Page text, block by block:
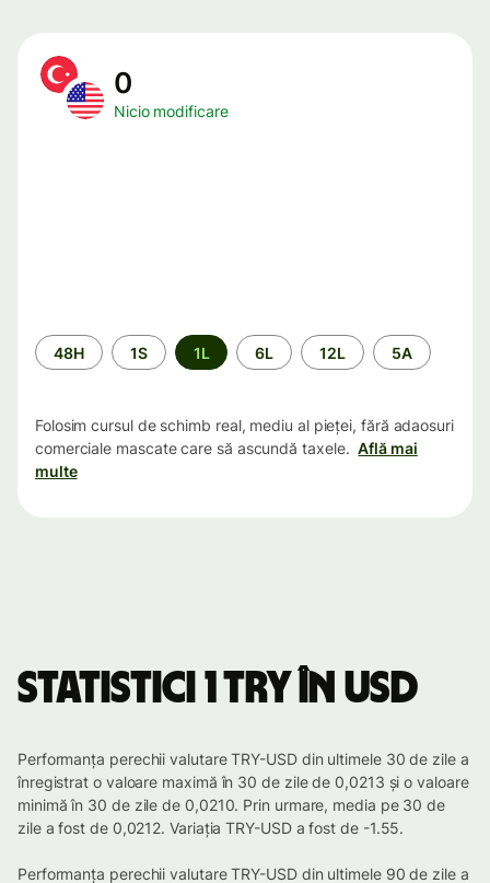
0
Nicio modificare
Perioada
48H 1S 1L 6L 12L 5A
Folosim cursul de schimb real, mediu al pieței, fără adaosuri
comerciale mascate care să ascundă taxele. Află mai
multe
Statistici 1 TRY în USD
Performanța perechii valutare TRY-USD din ultimele 30 de zile a
înregistrat o valoare maximă în 30 de zile de 0,0213 și o valoare
minimă în 30 de zile de 0,0210. Prin urmare, media pe 30 de
zile a fost de 0,0212. Variația TRY-USD a fost de -1.55.
Performanța perechii valutare TRY-USD din ultimele 90 de zile a